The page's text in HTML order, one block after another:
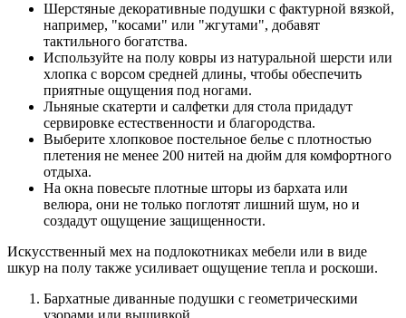
Шерстяные декоративные подушки с фактурной вязкой,
например, "косами" или "жгутами", добавят
тактильного богатства.
Используйте на полу ковры из натуральной шерсти или
хлопка с ворсом средней длины, чтобы обеспечить
приятные ощущения под ногами.
Льняные скатерти и салфетки для стола придадут
сервировке естественности и благородства.
Выберите хлопковое постельное белье с плотностью
плетения не менее 200 нитей на дюйм для комфортного
отдыха.
На окна повесьте плотные шторы из бархата или
велюра, они не только поглотят лишний шум, но и
создадут ощущение защищенности.
Искусственный мех на подлокотниках мебели или в виде
шкур на полу также усиливает ощущение тепла и роскоши.
Бархатные диванные подушки с геометрическими